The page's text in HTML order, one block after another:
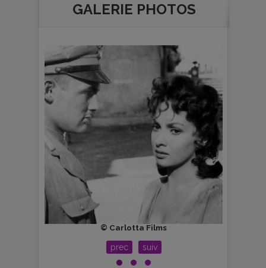
GALERIE PHOTOS
© Carlotta Films
prec suiv